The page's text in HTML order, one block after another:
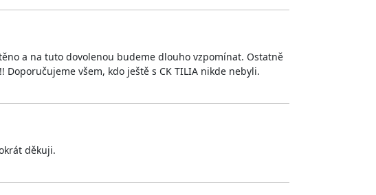
a na tuto dovolenou budeme dlouho vzpomínat. Ostatně
Doporučujeme všem, kdo ještě s CK TILIA nikde nebyli.
děkuji.